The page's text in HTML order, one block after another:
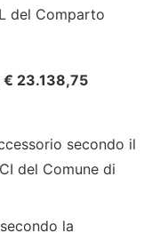
del Comparto
€ 23.138,75
secondo il
del Comune di
la